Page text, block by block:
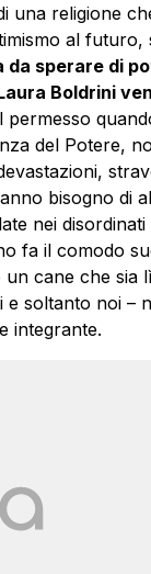
una religione
al futuro,
sperare di
Boldrini
permesso
del Potere,
bisogno di
nei
fa il comodo
cane che sia
soltanto noi –
integrante.